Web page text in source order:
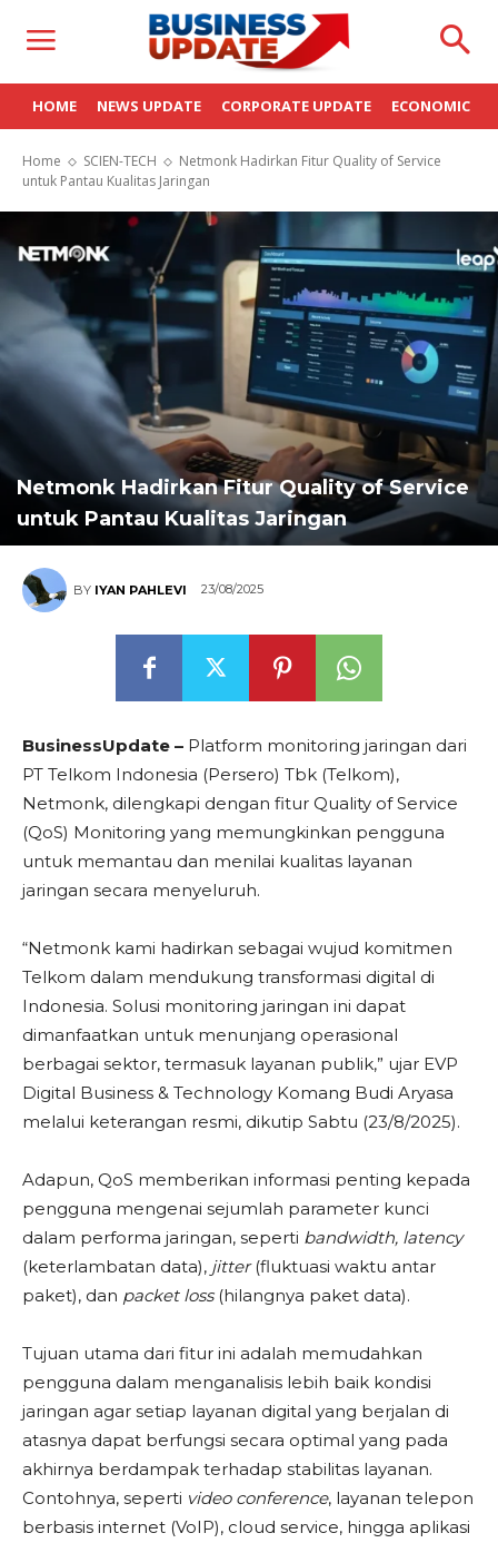
HOME NEWS UPDATE CORPORATE UPDATE ECONOMIC
Home SCIEN-TECH
Netmonk Hadirkan Fitur Quality of Service
untuk Pantau Kualitas Jaringan
Netmonk Hadirkan Fitur Quality of Service
untuk Pantau Kualitas Jaringan
BY IYAN PAHLEVI 23/08/2025
BusinessUpdate – Platform monitoring jaringan dari
PT Telkom Indonesia (Persero) Tbk (Telkom),
Netmonk, dilengkapi dengan fitur Quality of Service
(QoS) Monitoring yang memungkinkan pengguna
untuk memantau dan menilai kualitas layanan
jaringan secara menyeluruh.
“Netmonk kami hadirkan sebagai wujud komitmen
Telkom dalam mendukung transformasi digital di
Indonesia. Solusi monitoring jaringan ini dapat
dimanfaatkan untuk menunjang operasional
berbagai sektor, termasuk layanan publik,” ujar EVP
Digital Business & Technology Komang Budi Aryasa
melalui keterangan resmi, dikutip Sabtu (23/8/2025).
Adapun, QoS memberikan informasi penting kepada
pengguna mengenai sejumlah parameter kunci
dalam performa jaringan, seperti bandwidth, latency
(keterlambatan data), jitter(fluktuasi waktu antar
paket), dan packet loss(hilangnya paket data).
Tujuan utama dari fitur ini adalah memudahkan
pengguna dalam menganalisis lebih baik kondisi
jaringan agar setiap layanan digital yang berjalan di
atasnya dapat berfungsi secara optimal yang pada
akhirnya berdampak terhadap stabilitas layanan.
Contohnya, seperti video conference, layanan telepon
berbasis internet (VoIP), cloud service, hingga aplikasi